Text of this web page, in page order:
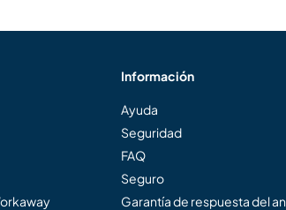
Información
Ayuda
Seguridad
FAQ
Seguro
Garantía de respuesta del